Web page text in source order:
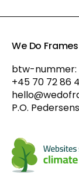
We Do Frames
btw-nummer:
+45 70 72 86
P.O.